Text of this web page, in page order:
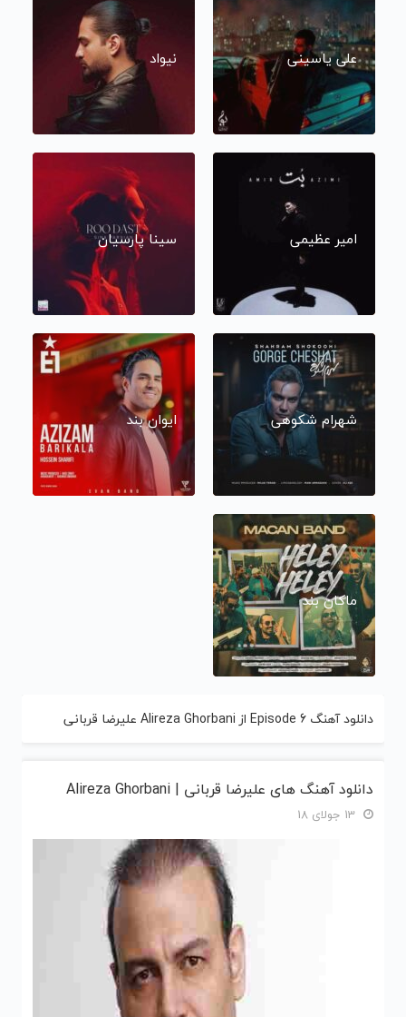
علی یاسینی نیواد
امیر عظیمی سینا پارسیان
شهرام شکوهی ایوان بند
ماکان بند
دانلود آهنگ Episode 6 از Alireza Ghorbani علیرضا قربانی
دانلود آهنگ های علیرضا قربانی | Alireza Ghorbani